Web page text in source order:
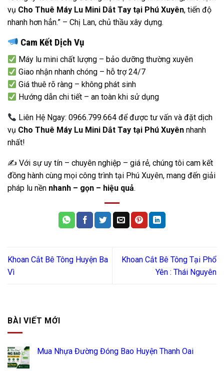
vụ Cho Thuê Máy Lu Mini Dắt Tay tại Phú Xuyên, tiến độ
nhanh hơn hẳn.” – Chị Lan, chủ thầu xây dựng.
Cam Kết Dịch Vụ
Máy lu mini chất lượng – bảo dưỡng thường xuyên
Giao nhận nhanh chóng – hỗ trợ 24/7
Giá thuê rõ ràng – không phát sinh
Hướng dẫn chi tiết – an toàn khi sử dụng
Liên Hệ Ngay: 0966.799.664 để được tư vấn và đặt dịch
vụ Cho Thuê Máy Lu Mini Dắt Tay tại Phú Xuyên nhanh
nhất!
✍️ Với sự uy tín – chuyên nghiệp – giá rẻ, chúng tôi cam kết
đồng hành cùng mọi công trình tại Phú Xuyên, mang đến giải
pháp lu nền nhanh – gọn – hiệu quả.
Khoan Cắt Bê Tông Huyện Ba
Vì
Khoan Cắt Bê Tông Tại Phổ
Yên : Thái Nguyên
BÀI VIẾT MỚI
Mua Nhựa Đường Đóng Bao Huyện Thanh Oai